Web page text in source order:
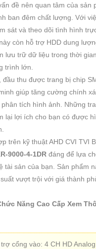
đề nên quan tâm của sản
ban đêm chất lượng. Với
sát và theo dõi tình hình
còn hỗ trợ HDD dung
lưu trữ dữ liệu trong thời
trình lớn.
thu được trang bị chip
giúp tăng cường chính
tích hình ảnh. Những
lại lợi ích cho bạn có được
trên kỹ thuật AHD CVI TVI
9000-4-1DR đáng để lựa
tài sản của bạn. Sản phẩm
vượt trội với giá thành
Năng Cao Cấp Xem
cổng vào: 4 CH HD